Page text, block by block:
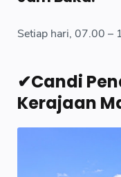
Setiap hari, 07.00 –
✔Candi
Kerajaan